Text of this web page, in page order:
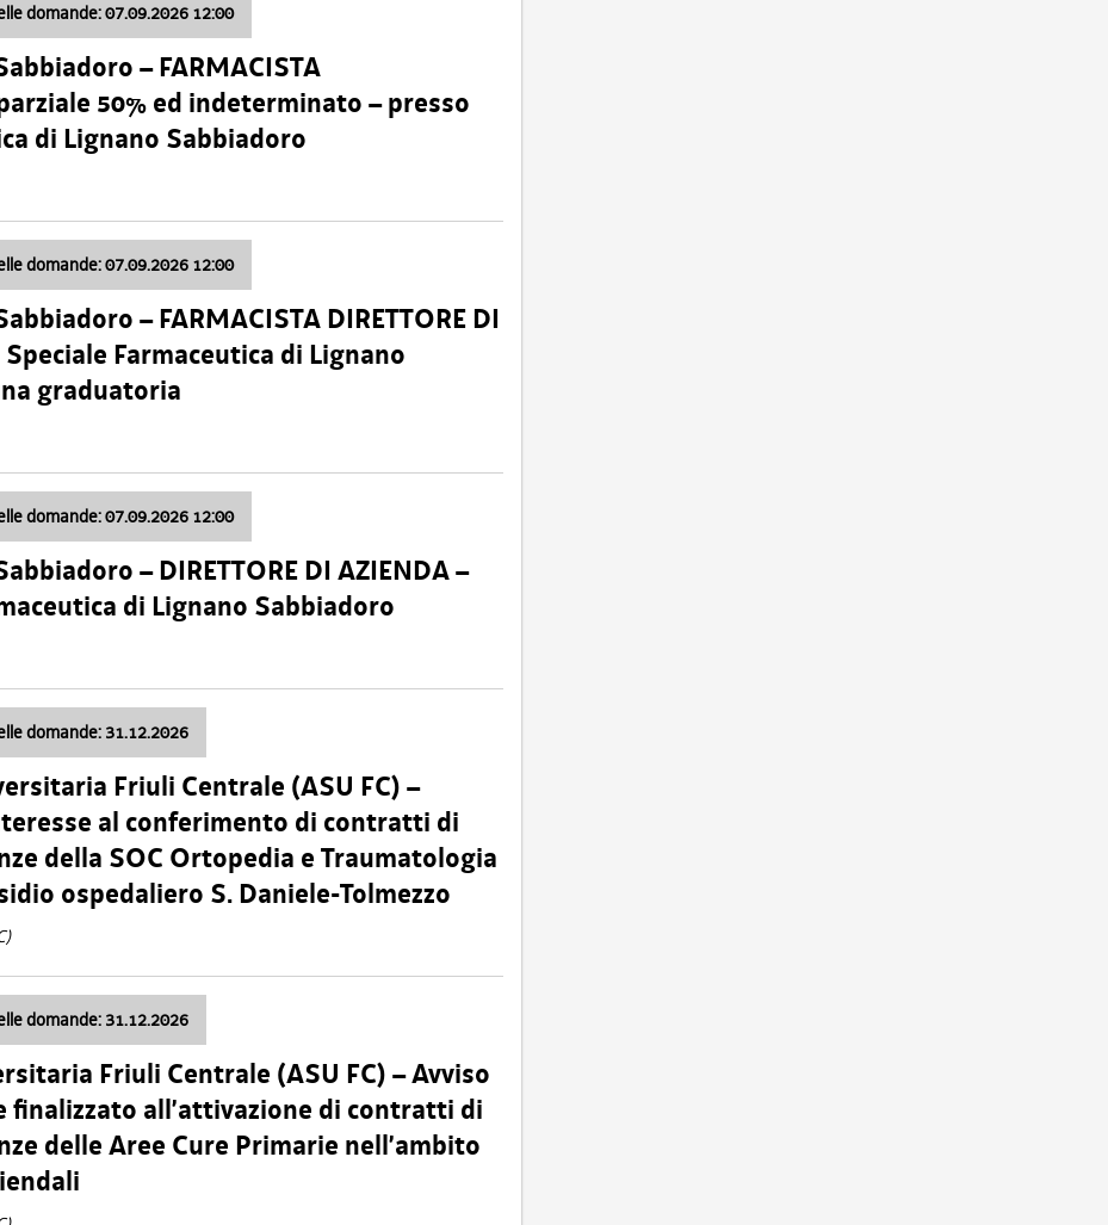
domande: 07.09.2026 12:00
– FARMACISTA
50% ed indeterminato – presso
di Lignano Sabbiadoro
domande: 07.09.2026 12:00
– FARMACISTA DIRETTORE DI
Farmaceutica di Lignano
graduatoria
domande: 07.09.2026 12:00
– DIRETTORE DI AZIENDA –
di Lignano Sabbiadoro
domande: 31.12.2026
Friuli Centrale (ASU FC) –
al conferimento di contratti di
della SOC Ortopedia e Traumatologia
ospedaliero S. Daniele-Tolmezzo
domande: 31.12.2026
Friuli Centrale (ASU FC) – Avviso
all’attivazione di contratti di
delle Aree Cure Primarie nell’ambito